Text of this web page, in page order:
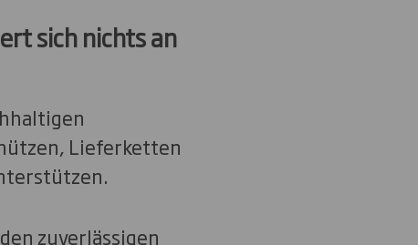
sich nichts an
Lieferketten
zuverlässigen